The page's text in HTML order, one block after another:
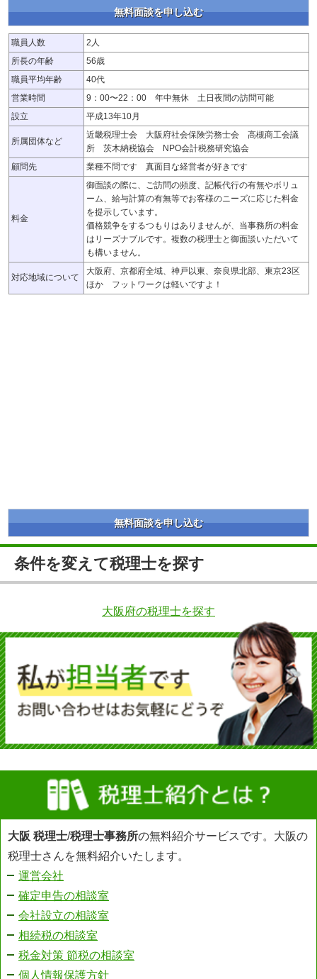
無料面談を申し込む
職員人数
2人
所長の年齢
56歳
職員平均年齢
40代
営業時間
9：00〜22：00 年中無休 土日夜間の訪問可能
設立
平成13年10月
所属団体など
近畿税理士会 大阪府社会保険労務士会 高槻商工会議
所 茨木納税協会 NPO会計税務研究協会
顧問先
業種不問です 真面目な経営者が好きです
料金
御面談の際に、ご訪問の頻度、記帳代行の有無やボリュ
ーム、給与計算の有無等でお客様のニーズに応じた料金
を提示しています。
価格競争をするつもりはありませんが、当事務所の料金
はリーズナブルです。複数の税理士と御面談いただいて
も構いません。
対応地域について
大阪府、京都府全域、神戸以東、奈良県北部、東京23区
ほか フットワークは軽いですよ！
無料面談を申し込む
条件を変えて税理士を探す
大阪府の税理士を探す
大阪 税理士/税理士事務所の無料紹介サービスです。大阪の
税理士さんを無料紹介いたします。
運営会社
確定申告の相談室
会社設立の相談室
相続税の相談室
税金対策 節税の相談室
個人情報保護方針